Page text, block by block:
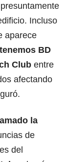
Incluso
aparece
BD
Club entre
afectando
la
de
del